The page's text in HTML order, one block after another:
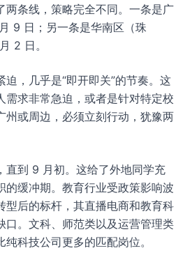
两条线，策略完全不同。一条是广
9 日；另一条是华南区（珠
2 日。
，几乎是“即开即关”的节奏。这
需求非常急迫，或者是针对特定校
州或周边，必须立刻行动，犹豫两
直到 9 月初。这给了外地同学充
的缓冲期。教育行业受政策影响波
型后的标杆，其直播电商和教育科
口。文科、师范类以及运营管理类
科技公司更多的匹配岗位。